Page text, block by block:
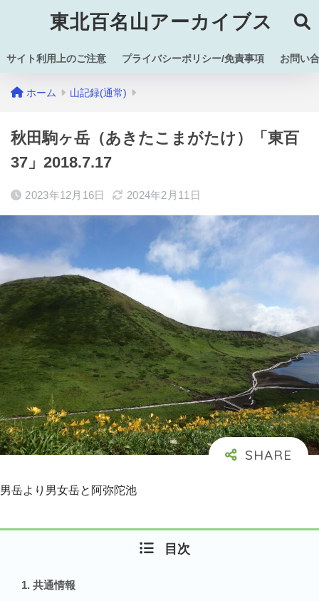
東北百名山アーカイブス
サイト利用上のご注意 プライバシーポリシー/免責事項 お問い
ホーム 山記録(通常)
秋田駒ヶ岳（あきたこまがたけ）「東百
37」2018.7.17
2023年12月16日 2024年2月11日
男岳より男女岳と阿弥陀池
目次
共通情報